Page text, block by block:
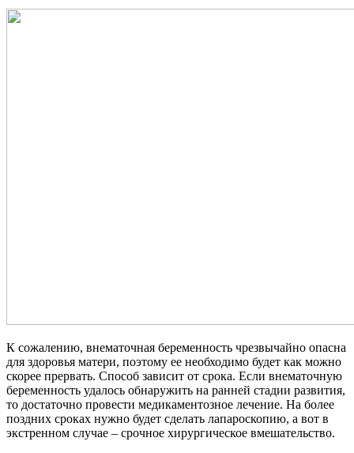
К сожалению, внематочная беременность чрезвычайно опасна
для здоровья матери, поэтому ее необходимо будет как можно
скорее прервать. Способ зависит от срока. Если внематочную
беременность удалось обнаружить на ранней стадии развития,
то достаточно провести медикаментозное лечение. На более
поздних сроках нужно будет сделать лапароскопию, а вот в
экстренном случае – срочное хирургическое вмешательство.